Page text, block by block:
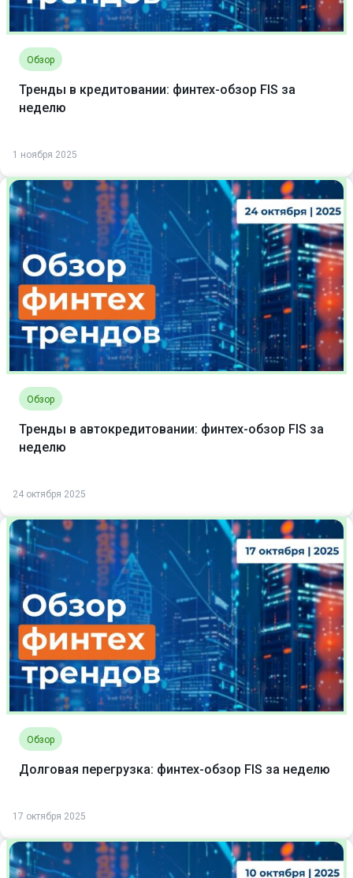
Обзор
Тренды в кредитовании: финтех-обзор FIS за
неделю
1 ноября 2025
Обзор
Тренды в автокредитовании: финтех-обзор FIS за
неделю
24 октября 2025
Обзор
Долговая перегрузка: финтех-обзор FIS за неделю
17 октября 2025